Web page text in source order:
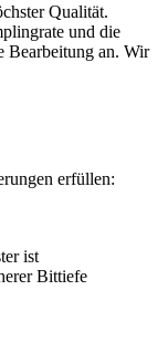
Qualität.
und die
Bearbeitung an. Wir
erfüllen:
ist
Bittiefe